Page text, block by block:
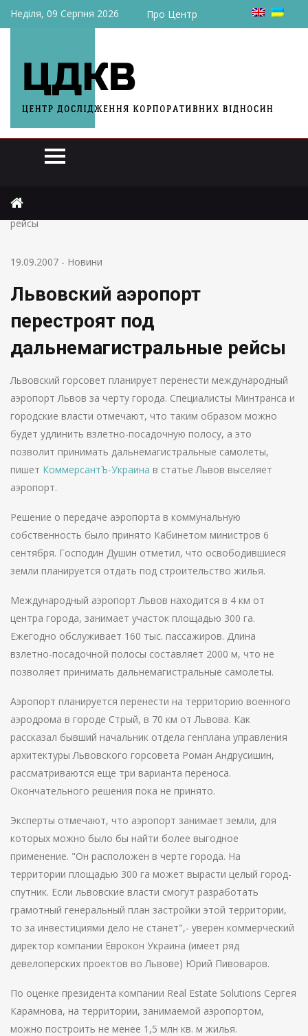
Неділя, 09 Серпня 2026 Про Центр
Львовский аэропорт перестроят под дальнемагистральные
рейсы
19.09.2007 - Новини
Львовский аэропорт
перестроят под
дальнемагистральные рейсы
Львовский горсовет планирует перенести международный
аэропорт Львов за черту города. Специалисты Минтранса и
городские власти отмечают, что таким образом можно
будет удлинить взлетно-посадочную полосу, а это
позволит принимать дальнемагистральные самолеты,
пишет КоммерсантЪ-Украина в статье Львов выселяет
аэропорт.
Решение о передаче аэропорта в коммунальную
собственность было принято Кабинетом министров 6
сентября. Господин Душин отметил, что освободившиеся
земли планируется отдать под строительство жилья.
Международный аэропорт Львов находится в 4 км от
центра города, занимает участок площадью 300 га.
Ежегодно обслуживает 160 тыс. пассажиров. Длина
взлетно-посадочной полосы составляет 2000 м, что не
позволяет принимать дальнемагистральные самолеты.
Аэропорт планируется перенести на территорию военного
аэродрома в городе Стрый, в 70 км от Львова. Как
рассказал бывший начальник отдела генплана управления
архитектуры Львовского горсовета Роман Андрусишин,
рассматриваются еще три варианта переноса.
Окончательного решения пока не принято.
Эксперты отмечают, что аэропорт занимает земли, для
которых можно было бы найти более выгодное
применение. "Он расположен в черте города. На
территории площадью 300 га может вырасти целый город-
спутник. Если львовские власти смогут разработать
грамотный генеральный план застройки этой территории,
то за инвестициями дело не станет",- уверен коммерческий
директор компании Еврокон Украина (имеет ряд
девелоперских проектов во Львове) Юрий Пивоваров.
По оценке президента компании Real Estate Solutions Сергея
Карамнова, на территории, занимаемой аэропортом,
можно построить не менее 1,5 млн кв. м жилья.